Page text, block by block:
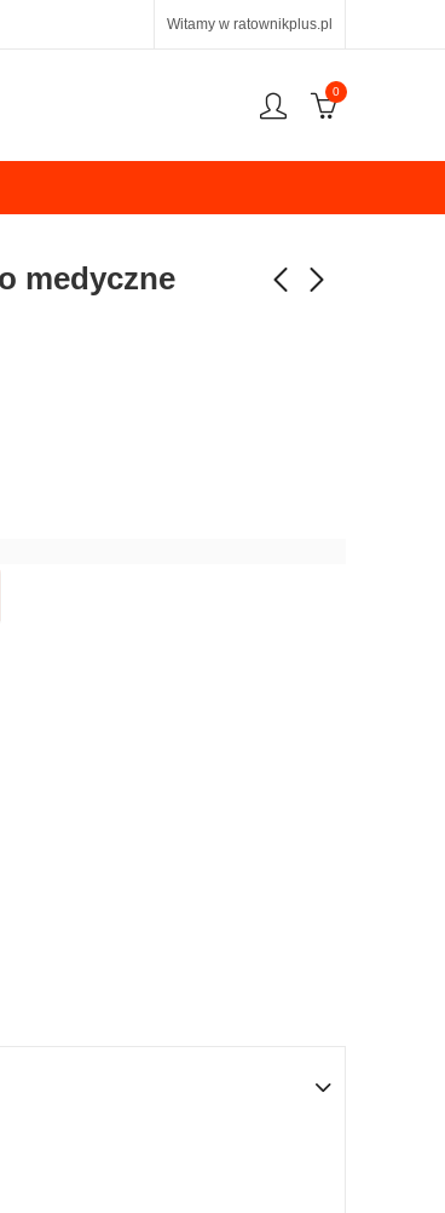
Witamy w ratownikplus.pl
0
medyczne